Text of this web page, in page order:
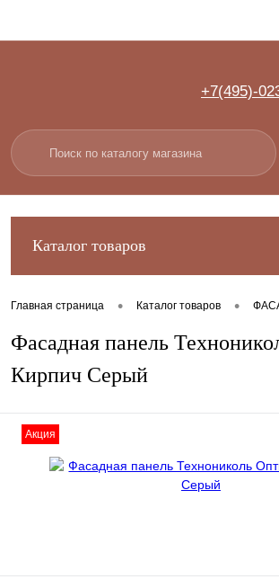
+7(495)-
Каталог товаров
Главная страница • Каталог товаров •
Фасадная панель
Кирпич Серый
Акция